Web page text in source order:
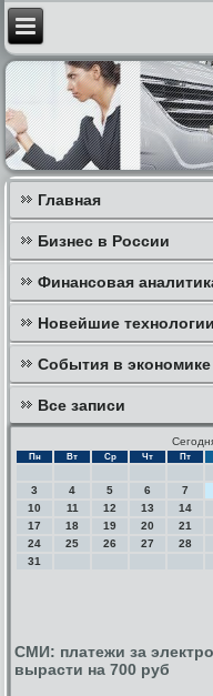
Главная
Бизнес в России
Финансовая
Новейшие технологии
События в экономике
Все записи
Пн Вт Ср Чт Пт
3
4 5 6 7
10
11 12 13 14
17
18 19 20 21
24
25 26 27 28
31
СМИ: платежи за
вырасти на 700 руб